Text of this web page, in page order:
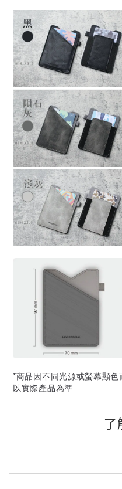
*商品因不同光源或螢幕顯
以實際產品為準
了